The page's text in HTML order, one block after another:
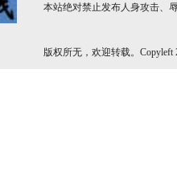
本站绝对禁止发布人身攻击、
版权所无，欢迎转载。